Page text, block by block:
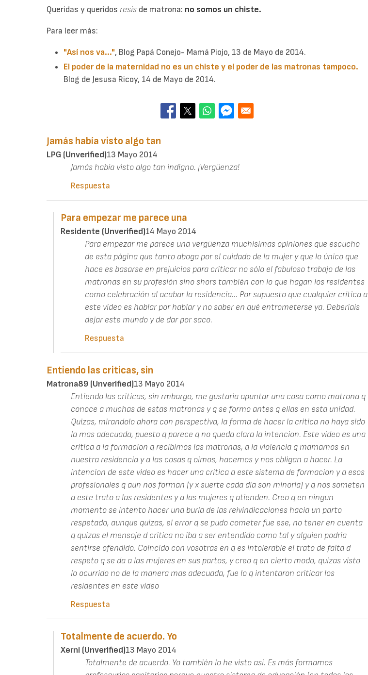
Queridas y queridos resis de matrona: no somos un chiste.
Para leer más:
"Así nos va...", Blog Papá Conejo- Mamá Piojo, 13 de Mayo de 2014.
El poder de la maternidad no es un chiste y el poder de las matronas tampoco.
Blog de Jesusa Ricoy, 14 de Mayo de 2014.
Jamás había visto algo tan
LPG (unverified)13 Mayo 2014
Jamás había visto algo tan indigno. ¡Vergüenza!
Respuesta
Para empezar me parece una
Residente (unverified)14 Mayo 2014
Para empezar me parece una vergüenza muchisimas opiniones que escucho
de esta página que tanto aboga por el cuidado de la mujer y que lo único que
hace es basarse en prejuicios para criticar no sólo el fabuloso trabajo de las
matronas en su profesiòn sino shors también con lo que hagan los residentes
como celebración al acabar la residencia... Por supuesto que cualquier crítica a
este vídeo es hablar por hablar y no saber en qué entrometerse ya. Deberiais
dejar este mundo y de dar por saco.
Respuesta
Entiendo las criticas, sin
Matrona89 (unverified)13 Mayo 2014
Entiendo las criticas, sin rmbargo, me gustaria apuntar una cosa como matrona q
conoce a muchas de estas matronas y q se formo antes q ellas en esta unidad.
Quizas, mirandolo ahora con perspectiva, la forma de hacer la critica no haya sido
la mas adecuada, puesto q parece q no queda clara la intencion. Este video es una
critica a la formacion q recibimos las matronas, a la violencia q mamamos en
nuestra residencia y a las cosas q oimos, hacemos y nos obligan a hacer. La
intencion de este video es hacer una critica a este sistema de formacion y a esos
profesionales q aun nos forman (y x suerte cada dia son minoria) y q nos someten
a este trato a las residentes y a las mujeres q atienden. Creo q en ningun
momento se intento hacer una burla de las reivindicaciones hacia un parto
respetado, aunque quizas, el error q se pudo cometer fue ese, no tener en cuenta
q quizas el mensaje d critica no iba a ser entendido como tal y alguien podria
sentirse ofendido. Coincido con vosotras en q es intolerable el trato de falta d
respeto q se da a las mujeres en sus partos, y creo q en cierto modo, quizas visto
lo ocurrido no de la manera mas adecuada, fue lo q intentaron criticar los
residentes en este video
Respuesta
Totalmente de acuerdo. Yo
Xerni (unverified)13 Mayo 2014
Totalmente de acuerdo. Yo también lo he visto así. Es más formamos